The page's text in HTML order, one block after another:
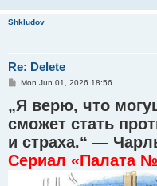
Shkludov
Re: Delete
P
s
t
Mon Jun 01, 2026 18:56
„Я верю, что
сможет стать
и страха.“ —
Сериал «Палата